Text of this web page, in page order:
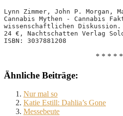
Lynn Zimmer, John P. Morgan,
Cannabis Mythen - Cannabis
wissenschaftlichen Diskussion.
24 €, Nachtschatten Verlag
ISBN: 3037881208
* * * * *
Ähnliche Beiträge:
Nur mal so
Katie Estill: Dahlia’s Gone
Messebeute